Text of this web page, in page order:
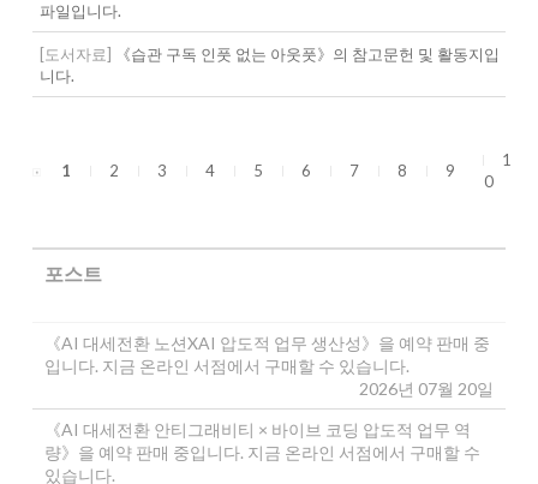
파일입니다.
[도서자료]
《습관 구독 인풋 없는 아웃풋》의 참고문헌 및 활동지입
니다.
1 2 3 4 5 6 7 8 9
1
0
포스트
《AI 대세전환 노션XAI 압도적 업무 생산성》을 예약 판매 중
입니다. 지금 온라인 서점에서 구매할 수 있습니다.
2026년 07월 20일
《AI 대세전환 안티그래비티 × 바이브 코딩 압도적 업무 역
량》을 예약 판매 중입니다. 지금 온라인 서점에서 구매할 수
있습니다.